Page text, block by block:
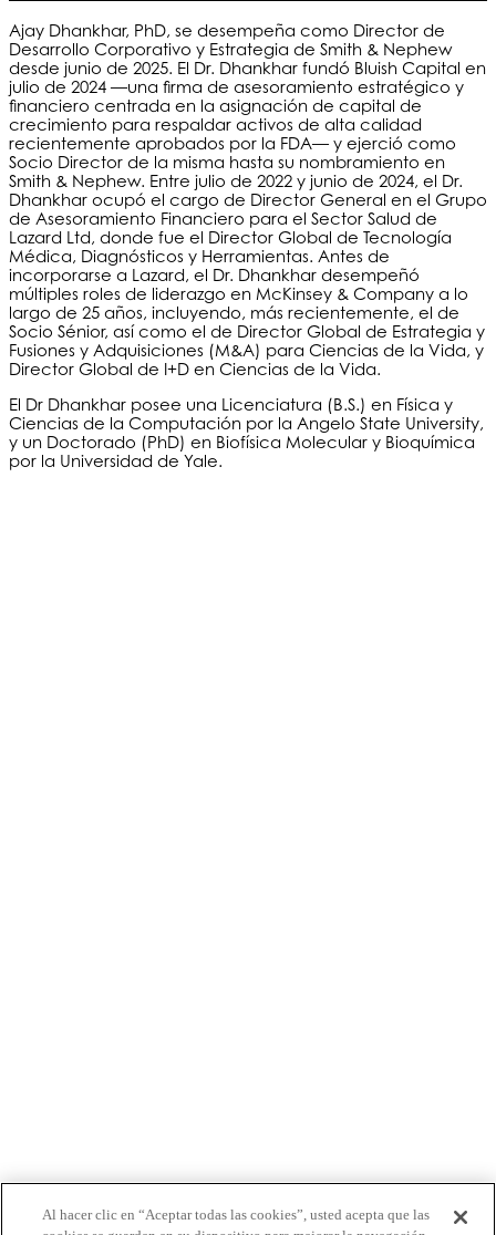
Ajay Dhankhar, PhD, se desempeña como Director de
Desarrollo Corporativo y Estrategia de Smith & Nephew
desde junio de 2025. El Dr. Dhankhar fundó Bluish Capital en
julio de 2024 —una firma de asesoramiento estratégico y
financiero centrada en la asignación de capital de
crecimiento para respaldar activos de alta calidad
recientemente aprobados por la FDA— y ejerció como
Socio Director de la misma hasta su nombramiento en
Smith & Nephew. Entre julio de 2022 y junio de 2024, el Dr.
Dhankhar ocupó el cargo de Director General en el Grupo
de Asesoramiento Financiero para el Sector Salud de
Lazard Ltd, donde fue el Director Global de Tecnología
Médica, Diagnósticos y Herramientas. Antes de
incorporarse a Lazard, el Dr. Dhankhar desempeñó
múltiples roles de liderazgo en McKinsey & Company a lo
largo de 25 años, incluyendo, más recientemente, el de
Socio Sénior, así como el de Director Global de Estrategia y
Fusiones y Adquisiciones (M&A) para Ciencias de la Vida, y
Director Global de I+D en Ciencias de la Vida.
El Dr Dhankhar posee una Licenciatura (B.S.) en Física y
Ciencias de la Computación por la Angelo State University,
y un Doctorado (PhD) en Biofísica Molecular y Bioquímica
por la Universidad de Yale.
Al hacer clic en “Aceptar todas las cookies”, usted acepta que las